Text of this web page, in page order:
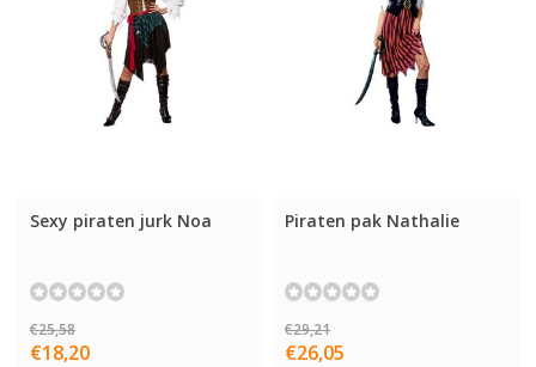
Sexy piraten jurk Noa
€25,58
€18,20
Piraten pak Nathalie
€29,21
€26,05